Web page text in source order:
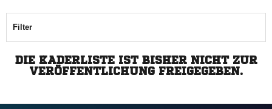
Filter
DIE KADERLISTE IST BISHER NICHT ZUR
VERÖFFENTLICHUNG FREIGEGEBEN.